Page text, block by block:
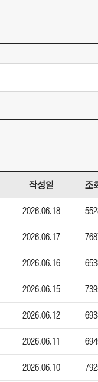
작성일 조
2026.06.18
2026.06.17
2026.06.16
2026.06.15
2026.06.12
2026.06.11
2026.06.10